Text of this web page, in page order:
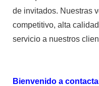
de invitados. Nuestras
competitivo, alta
servicio a nuestros
Bienvenido a